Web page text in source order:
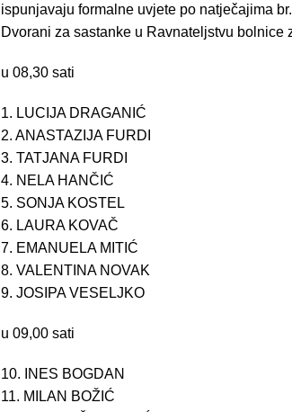
ispunjavaju formalne uvjete po natječajima
Dvorani za sastanke u Ravnateljstvu bolnice
u 08,30 sati
1. LUCIJA DRAGANIĆ
2. ANASTAZIJA FURDI
3. TATJANA FURDI
4. NELA HANČIĆ
5. SONJA KOSTEL
6. LAURA KOVAČ
7. EMANUELA MITIĆ
8. VALENTINA NOVAK
9. JOSIPA VESELJKO
u 09,00 sati
10. INES BOGDAN
11. MILAN BOŽIĆ